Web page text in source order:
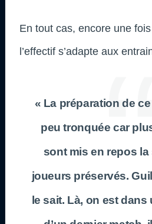
En tout cas, encore une
l’effectif s’adapte aux
« La préparation de
peu tronquée car
sont mis en repos la
joueurs préservés.
le sait. Là, on est dans